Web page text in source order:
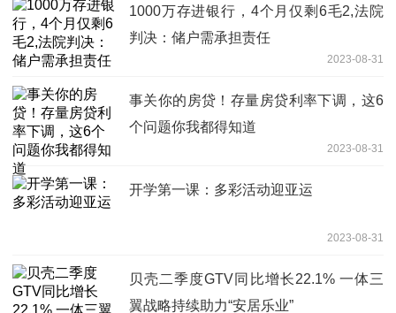
1000万存进银行，4个月仅剩6毛2,法院
判决：储户需承担责任
2023-08-31
事关你的房贷！存量房贷利率下调，这6
个问题你我都得知道
2023-08-31
开学第一课：多彩活动迎亚运
2023-08-31
贝壳二季度GTV同比增长22.1% 一体三
翼战略持续助力“安居乐业”